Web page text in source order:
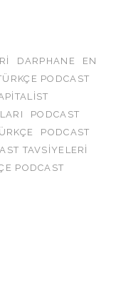
DARPHANE
EN
PODCAST
PODCAST
PODCAST
TAVSIYELERI
PODCAST